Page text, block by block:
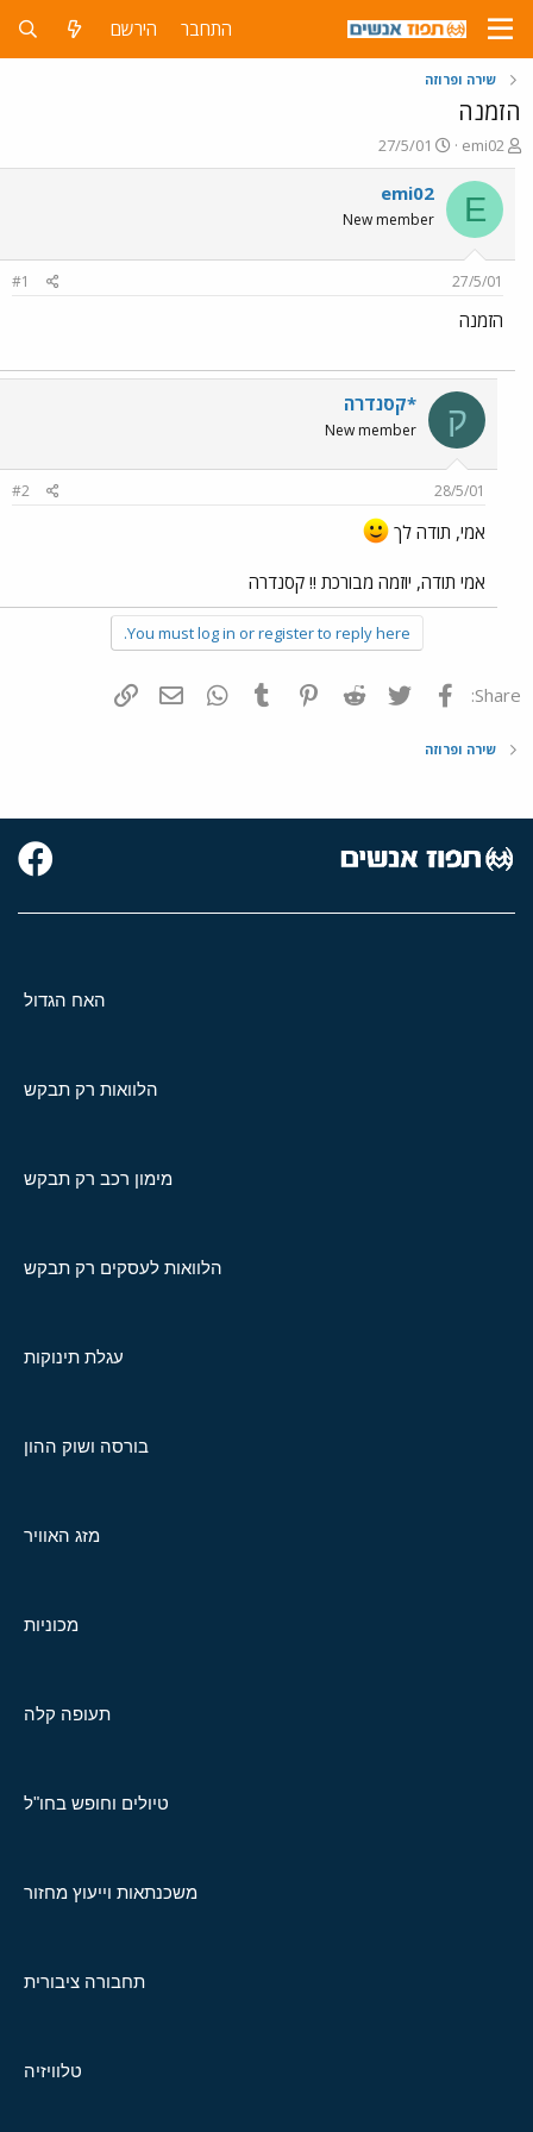
התחבר הירשם
שירה ופרוזה
הזמנה
פ
ו
ת
ח
ה
ש
א
emi02
פ
ו
ר
ם
27/5/01
E
emi02
New member
27/5/01
#1
הזמנה
ק *קסנדרה
New member
28/5/01
#2
אמי, תודה לך
אמי תודה, יוזמה מבורכת !! קסנדרה
You must log in or register to reply here.
Share: פייסבוק Twitter
Reddit
Pinterest
Tumblr
WhatsAppדואר אלקטרוני
שירה ופרוזה
האח הגדול
הלוואות רק תבקש
מימון רכב רק תבקש
הלוואות לעסקים רק תבקש
עגלת תינוקות
בורסה ושוק ההון
מזג האוויר
מכוניות
תעופה קלה
טיולים וחופש בחו"ל
משכנתאות וייעוץ מחזור
תחבורה ציבורית
טלוויזיה